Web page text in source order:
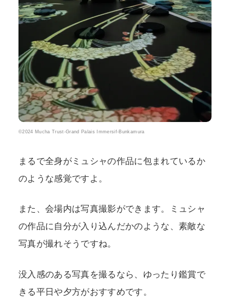
©2024 Mucha Trust-Grand Palais Immersif-Bunkamura
まるで全身がミュシャの作品に包まれているか
のような感覚ですよ。
また、会場内は写真撮影ができます。ミュシャ
の作品に自分が入り込んだかのような、素敵な
写真が撮れそうですね。
没入感のある写真を撮るなら、ゆったり鑑賞で
きる平日や夕方がおすすめです。